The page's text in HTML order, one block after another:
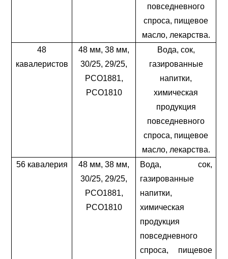
повседневного
спроса, пищевое
масло, лекарства.
48
кавалеристов
48 мм, 38 мм,
30/25, 29/25,
PCO1881,
PCO1810
Вода, сок,
газированные
напитки,
химическая
продукция
повседневного
спроса, пищевое
масло, лекарства.
56 кавалерия
48 мм, 38 мм,
30/25, 29/25,
PCO1881,
PCO1810
Вода, сок,
газированные
напитки,
химическая
продукция
повседневного
спроса, пищевое